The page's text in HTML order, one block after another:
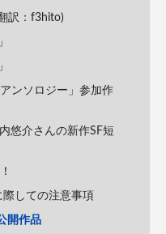
訳：f3hito)
ンソロジー」参加作
悠介さんの新作SF短
しての注意事項
開作品